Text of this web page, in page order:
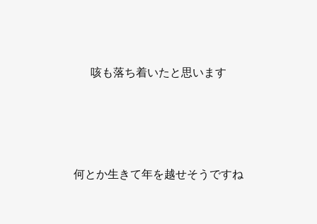
咳も落ち着いたと思います
何とか生きて年を越せそうですね